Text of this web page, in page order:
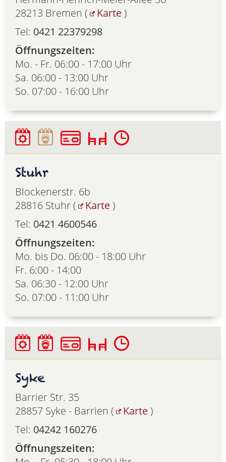
28213 Bremen (
Karte )
Tel: 0421 22379298
Öffnungszeiten:
Mo. - Fr. 06:00 - 17:00 Uhr
Sa. 06:00 - 13:00 Uhr
So. 07:00 - 16:00 Uhr
Stuhr
Blockenerstr. 6b
28816 Stuhr (
Karte )
Tel: 0421 4600546
Öffnungszeiten:
Mo. bis Do. 06:00 - 18:00 Uhr
Fr. 6:00 - 14:00
Sa. 06:30 - 12:00 Uhr
So. 07:00 - 11:00 Uhr
Syke
Barrier Str. 35
28857 Syke - Barrien (
Karte )
Tel: 04242 160276
Öffnungszeiten: